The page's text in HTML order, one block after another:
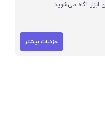
ابزار آگاه می‌شوید
جزئیات بیشتر